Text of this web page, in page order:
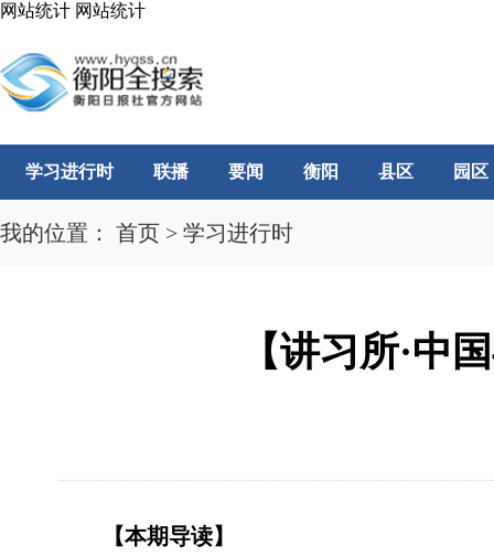
网站统计 网站统计
学习进行时 联播 要闻 衡阳 县区 园区
我的位置： 首页 > 学习进行时
【讲习所·中
【本期导读】